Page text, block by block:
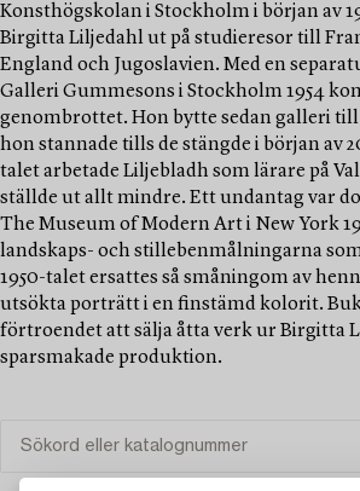
Konsthögskolan i Stockholm i början av
Birgitta Liljedahl ut på studieresor till
England och Jugoslavien. Med en
Galleri Gummesons i Stockholm 1954
genombrottet. Hon bytte sedan galleri till
hon stannade tills de stängde i början av
talet arbetade Liljebladh som lärare på
ställde ut allt mindre. Ett undantag var
The Museum of Modern Art i New York
landskaps- och stillebenmålningarna
1950-talet ersattes så småningom av
utsökta porträtt i en finstämd kolorit.
förtroendet att sälja åtta verk ur Birgitta
sparsmakade produktion.